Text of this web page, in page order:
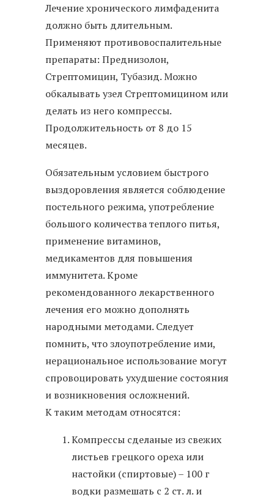
Лечение хронического лимфаденита
должно быть длительным.
Применяют противовоспалительные
препараты: Преднизолон,
Стрептомицин, Тубазид. Можно
обкалывать узел Стрептомицином или
делать из него компрессы.
Продолжительность от 8 до 15
месяцев.
Обязательным условием быстрого
выздоровления является соблюдение
постельного режима, употребление
большого количества теплого питья,
применение витаминов,
медикаментов для повышения
иммунитета. Кроме
рекомендованного лекарственного
лечения его можно дополнять
народными методами. Следует
помнить, что злоупотребление ими,
нерациональное использование могут
спровоцировать ухудшение состояния
и возникновения осложнений.
К таким методам относятся:
Компрессы сделаные из свежих
листьев грецкого ореха или
настойки (спиртовые) – 100 г
водки размешать с 2 ст. л. и